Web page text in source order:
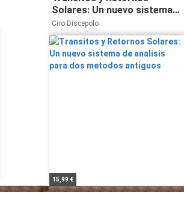
Solares: Un nuevo sistema
de analisis para dos metodos
antiguos
Ciro Discepolo
15,99 €